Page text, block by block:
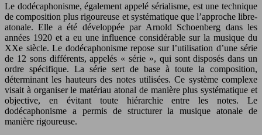
Le dodécaphonisme, également appelé sérialisme, est une technique
de composition plus rigoureuse et systématique que l’approche libre-
atonale. Elle a été développée par Arnold Schoenberg dans les
années 1920 et a eu une influence considérable sur la musique du
XXe siècle. Le dodécaphonisme repose sur l’utilisation d’une série
de 12 sons différents, appelés « série », qui sont disposés dans un
ordre spécifique. La série sert de base à toute la composition,
déterminant les hauteurs des notes utilisées. Ce système complexe
visait à organiser le matériau atonal de manière plus systématique et
objective, en évitant toute hiérarchie entre les notes. Le
dodécaphonisme a permis de structurer la musique atonale de
manière rigoureuse.